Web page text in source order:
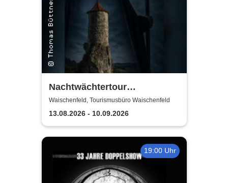
Nachtwächtertour
Waischenfeld
Waischenfeld, Tourismusbüro Waischenfeld
13.08.2026 - 10.09.2026
19:00 Uhr